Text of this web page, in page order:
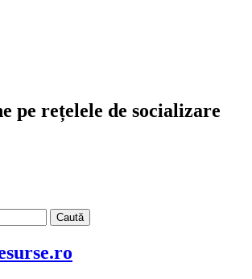
pe rețelele de socializare